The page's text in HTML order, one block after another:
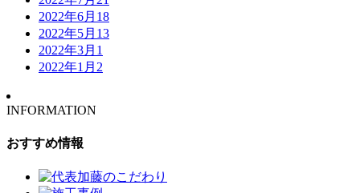
2022年6月 18
2022年5月 13
2022年3月 1
2022年1月 2
INFORMATION
おすすめ情報